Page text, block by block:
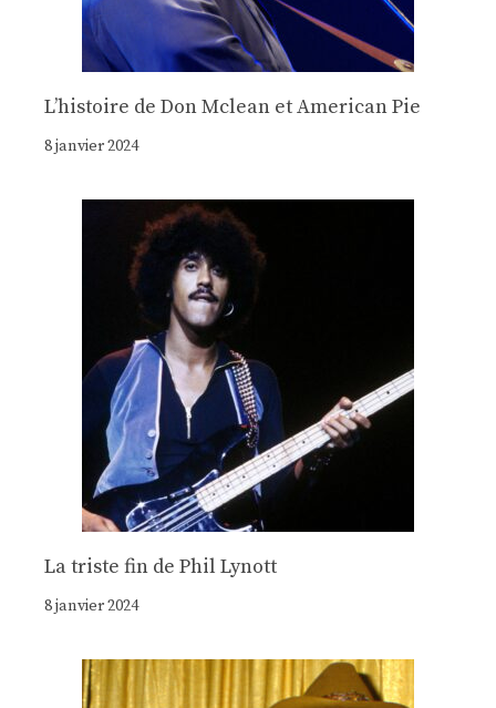
Lʼhistoire de Don Mclean et American Pie
8 janvier 2024
La triste fin de Phil Lynott
8 janvier 2024